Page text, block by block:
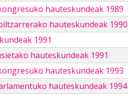
hauteskundeak 1989
hauteskundeak 1990
1991
hauteskundeak 1991
hauteskundeak 1993
hauteskundeak 1994